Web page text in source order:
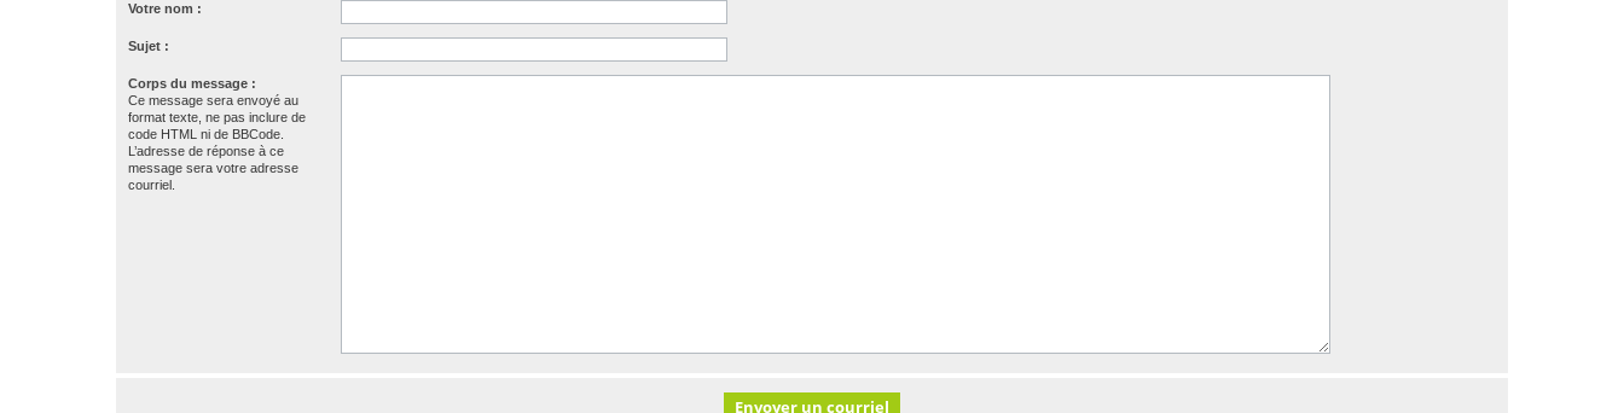
Votre nom :
Sujet :
Corps du message :
Ce message sera envoyé au
format texte, ne pas inclure de
code HTML ni de BBCode.
L’adresse de réponse à ce
message sera votre adresse
courriel.